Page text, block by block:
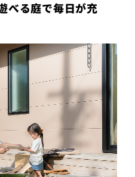
べる庭で毎日が充